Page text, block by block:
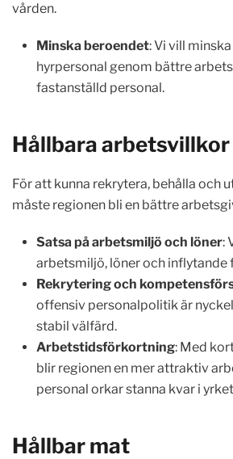
vården.
Minska beroendet: Vi vill
hyrpersonal genom bättre
fastanställd personal.
Hållbara arbetsvillkor
För att kunna rekrytera, behålla och
måste regionen bli en bättre
Satsa på arbetsmiljö och löner:
arbetsmiljö, löner och inflytande
Rekrytering och
offensiv personalpolitik är
stabil välfärd.
Arbetstidsförkortning: Med
blir regionen en mer attraktiv
personal orkar stanna kvar i
Hållbar mat